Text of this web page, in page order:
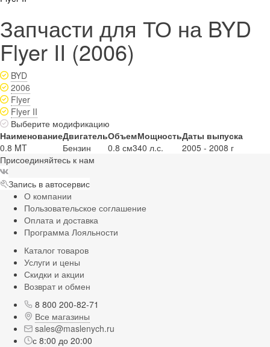
Запчасти для ТО на BYD
Flyer II (2006)
BYD
2006
Flyer
Flyer II
Выберите модификацию
НаименованиеДвигательОбъемМощностьДаты выпуска
0.8 MT
Бензин 0.8 см340 л.с.
2005 - 2008 г
Присоединяйтесь к нам
Запись в автосервис
О компании
Пользовательское соглашение
Оплата и доставка
Программа Лояльности
Каталог товаров
Услуги и цены
Скидки и акции
Возврат и обмен
8 800 200-82-71
Все магазины
sales@maslenych.ru
с 8:00 до 20:00